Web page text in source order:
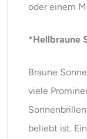
oder einem
*Hellbraune
Braune
viele
beliebt ist.